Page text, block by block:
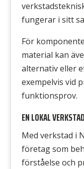
fungerar i sitt
För
material kan
alternativ eller
exempelvis vid
funktionsprov.
EN LOKAL
Med verkstad i
företag som
förståelse och